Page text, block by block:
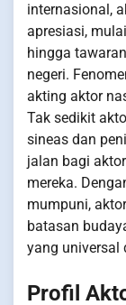
internasional,
apresiasi,
hingga
negeri.
akting aktor
Tak sedikit
sineas dan
jalan bagi
mereka.
mumpuni,
batasan
yang universal
Profil